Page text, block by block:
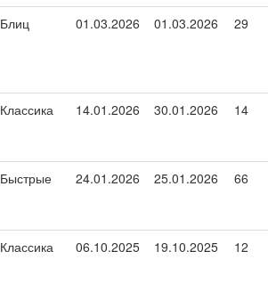
Блиц 01.03.2026 01.03.2026 29
Классика 14.01.2026 30.01.2026 14
Быстрые 24.01.2026 25.01.2026 66
Классика 06.10.2025 19.10.2025 12